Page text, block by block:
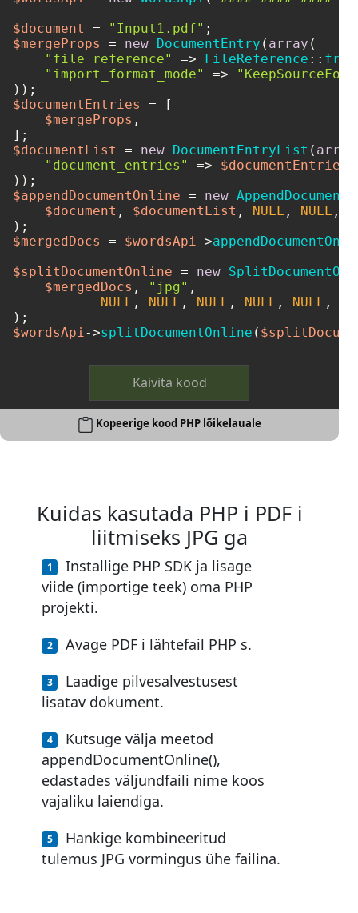
$document
= "Input1.pdf"
$mergeProps
= new DocumentEntry ( array (
"file_reference"
=> FileReference ::
"import_format_mode"
=>
$documentEntries
= [
$mergeProps ,
$documentList
= new DocumentEntryList ( array
"document_entries"
=> $documentEntries
$appendDocumentOnline = new
$document , $documentList , NULL , NULL ,
$mergedDocs
= $wordsApi->
$splitDocumentOnline = new
$mergedDocs , "jpg" ,
NULL , NULL , NULL , NULL , NULL ,
$wordsApi->splitDocumentOnline (
Käivita kood
Kopeerige kood PHP lõikelauale
Kuidas kasutada PHP i PDF i
liitmiseks JPG ga
Installige PHP SDK ja lisage
viide (importige teek) oma PHP
projekti.
Avage PDF i lähtefail PHP s.
Laadige pilvesalvestusest
lisatav dokument.
Kutsuge välja meetod
appendDocumentOnline(),
edastades väljundfaili nime koos
vajaliku laiendiga.
Hankige kombineeritud
tulemus JPG vormingus ühe failina.